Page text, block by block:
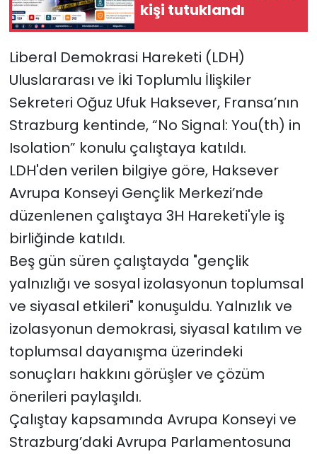
kişi tutuklandı
Liberal Demokrasi Hareketi (LDH)
Uluslararası ve İki Toplumlu İlişkiler
Sekreteri Oğuz Ufuk Haksever, Fransa’nın
Strazburg kentinde, “No Signal: You(th) in
Isolation” konulu çalıştaya katıldı.
LDH'den verilen bilgiye göre, Haksever
Avrupa Konseyi Gençlik Merkezi’nde
düzenlenen çalıştaya 3H Hareketi'yle iş
birliğinde katıldı.
Beş gün süren çalıştayda "gençlik
yalnızlığı ve sosyal izolasyonun toplumsal
ve siyasal etkileri" konuşuldu. Yalnızlık ve
izolasyonun demokrasi, siyasal katılım ve
toplumsal dayanışma üzerindeki
sonuçları hakkını görüşler ve çözüm
önerileri paylaşıldı.
Çalıştay kapsamında Avrupa Konseyi ve
Strazburg’daki Avrupa Parlamentosuna
Teknoloji
Video Galeri
YAŞAM
Yazarlar